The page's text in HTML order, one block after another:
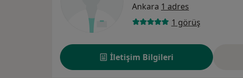
Ankara 1 adres
1 görüş
İletişim Bilgileri